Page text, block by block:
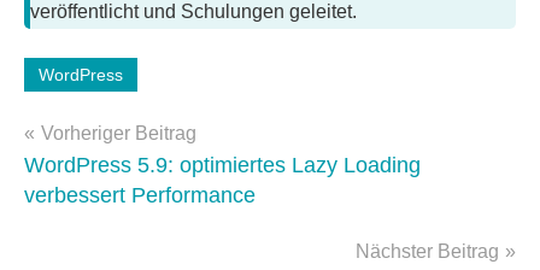
veröffentlicht und Schulungen geleitet.
WordPress
Beitragsnavigation
Vorheriger Beitrag
WordPress 5.9: optimiertes Lazy Loading
verbessert Performance
Nächster Beitrag